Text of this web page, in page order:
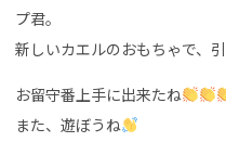
プ君。
新しいカエルのおもちゃで、
お留守番上手に出来たね
また、遊ぼうね